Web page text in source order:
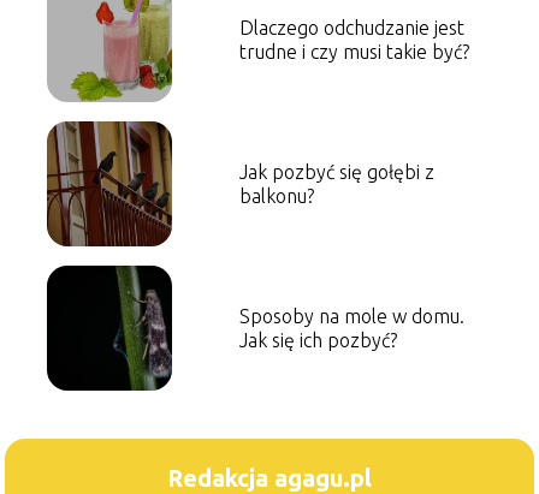
Dlaczego odchudzanie jest
trudne i czy musi takie być?
Jak pozbyć się gołębi z
balkonu?
Sposoby na mole w domu.
Jak się ich pozbyć?
Redakcja agagu.pl